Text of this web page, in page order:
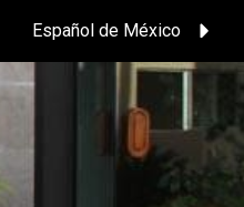
Español de México